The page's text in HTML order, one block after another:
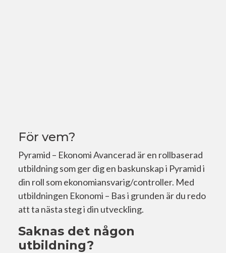
För vem?
Pyramid – Ekonomi Avancerad är en rollbaserad
utbildning som ger dig en baskunskap i Pyramid i
din roll som ekonomiansvarig/controller. Med
utbildningen Ekonomi – Bas i grunden är du redo
att ta nästa steg i din utveckling.
Saknas det någon
utbildning?